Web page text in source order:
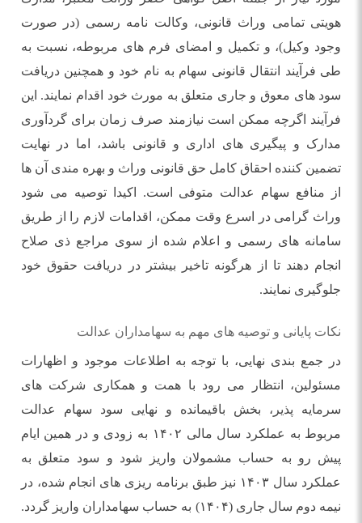
هویتی تمامی وراث قانونی، وکالت نامه رسمی (در صورت
وجود وکیل)، و تکمیل و امضای فرم های مربوطه، نسبت به
طی فرآیند انتقال قانونی سهام به نام خود و همچنین دریافت
سود های معوق و جاری متعلق به مورث خود اقدام نمایند. این
فرآیند اگرچه ممکن است نیازمند صرف زمان برای گردآوری
مدارک و پیگیری های اداری و قانونی باشد، اما در نهایت
تضمین کننده احقاق کامل حق قانونی وراث و بهره مندی آن ها
از منافع سهام عدالت متوفی است. اکیدا توصیه می شود
وراث گرامی در اسرع وقت ممکن، اقدامات لازم را از طریق
سامانه های رسمی و اعلام شده از سوی مراجع ذی صلاح
انجام دهند تا از هرگونه تاخیر بیشتر در دریافت حقوق خود
جلوگیری نمایند.
نکات پایانی و توصیه های مهم به سهامداران عدالت
در جمع بندی نهایی، با توجه به اطلاعات موجود و اظهارات
مسئولین، انتظار می رود با همت و همکاری شرکت های
سرمایه پذیر، بخش باقیمانده و نهایی سود سهام عدالت
مربوط به عملکرد سال مالی ۱۴۰۲ به زودی و در همین ایام
پیش رو به حساب مشمولان واریز شود و سود متعلق به
عملکرد سال ۱۴۰۳ نیز طبق برنامه ریزی های انجام شده، در
نیمه دوم سال جاری (۱۴۰۴) به حساب سهامداران واریز گردد.